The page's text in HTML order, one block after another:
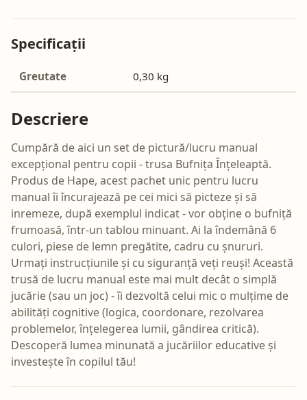
Specificații
Greutate 0,30 kg
Descriere
Cumpără de aici un set de pictură/lucru manual
excepțional pentru copii - trusa Bufnița Înțeleaptă.
Produs de Hape, acest pachet unic pentru lucru
manual îi încurajează pe cei mici să picteze și să
inremeze, după exemplul indicat - vor obține o bufniță
frumoasă, într-un tablou minuant. Ai la îndemână 6
culori, piese de lemn pregătite, cadru cu șnururi.
Urmați instrucțiunile și cu siguranță veți reuși! Această
trusă de lucru manual este mai mult decât o simplă
jucărie (sau un joc) - îi dezvoltă celui mic o mulțime de
abilități cognitive (logica, coordonare, rezolvarea
problemelor, înțelegerea lumii, gândirea critică).
Descoperă lumea minunată a jucăriilor educative și
investește în copilul tău!